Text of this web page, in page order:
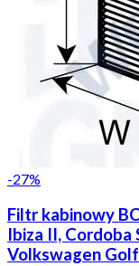
-27%
Filtr kabinowy
Ibiza II, Cordoba
Volkswagen